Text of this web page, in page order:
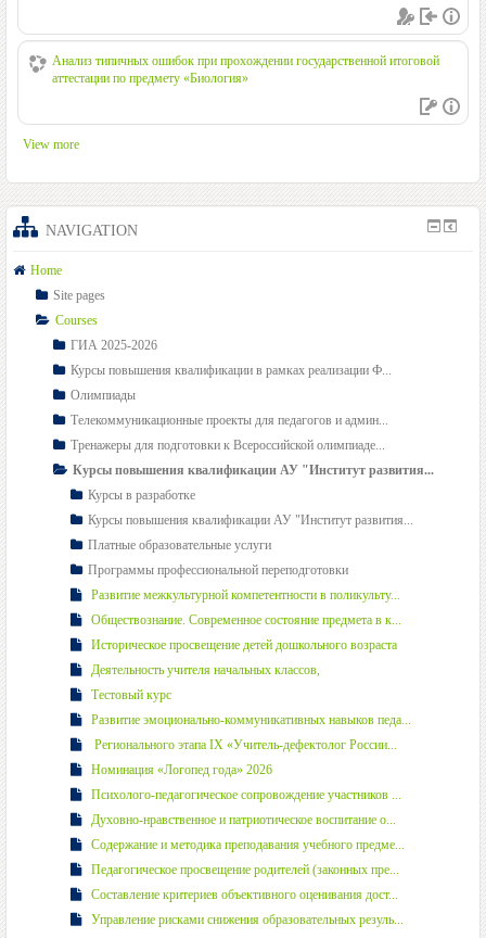
Анализ типичных ошибок при прохождении государственной итоговой
аттестации по предмету «Биология»
View more
NAVIGATION
Home
Site pages
Courses
ГИА 2025-2026
Курсы повышения квалификации в рамках реализации Ф...
Олимпиады
Телекоммуникационные проекты для педагогов и админ...
Тренажеры для подготовки к Всероссийской олимпиаде...
Курсы повышения квалификации АУ "Институт развития...
Курсы в разработке
Курсы повышения квалификации АУ "Институт развития...
Платные образовательные услуги
Программы профессиональной переподготовки
Развитие межкультурной компетентности в поликульту...
Обществознание. Современное состояние предмета в к...
Историческое просвещение детей дошкольного возраста
Деятельность учителя начальных классов,
Тестовый курс
Развитие эмоционально-коммуникативных навыков педа...
Регионального этапа IX «Учитель-дефектолог России...
Номинация «Логопед года» 2026
Психолого-педагогическое сопровождение участников ...
Духовно-нравственное и патриотическое воспитание о...
Содержание и методика преподавания учебного предме...
Педагогическое просвещение родителей (законных пре...
Составление критериев объективного оценивания дост...
Управление рисками снижения образовательных резуль...